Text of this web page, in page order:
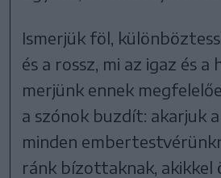
Ismerjük föl,
és a rossz, mi az igaz és a
merjünk ennek
a szónok buzdít: akarjuk
minden
ránk bízottaknak, akikkel